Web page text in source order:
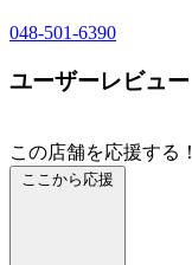
048-501-6390
ユーザーレビュー
この店舗を応援する！
ここから応援